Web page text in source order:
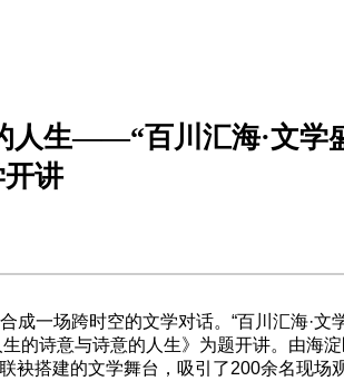
人生——“百川汇海·文学
讲
一场跨时空的文学对话。“百川汇海·文
的诗意与诗意的人生》为题开讲。由海
袂搭建的文学舞台，吸引了200余名现场